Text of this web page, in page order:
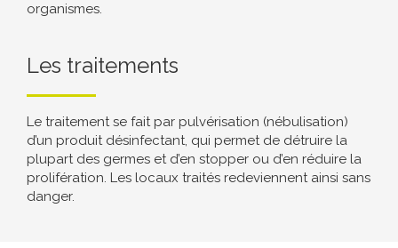
organismes.
Les traitements
Le traitement se fait par pulvérisation (nébulisation)
d’un produit désinfectant, qui permet de détruire la
plupart des germes et d’en stopper ou d’en réduire la
prolifération. Les locaux traités redeviennent ainsi sans
danger.